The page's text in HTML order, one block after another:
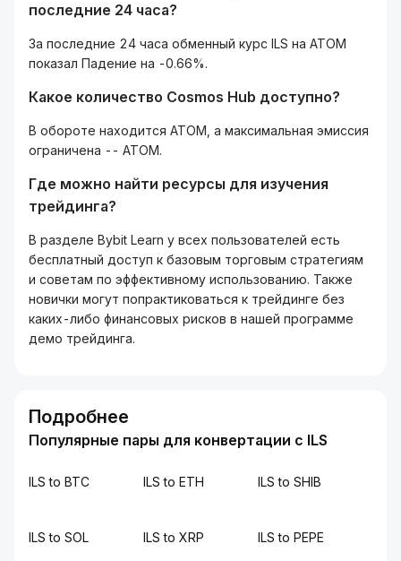
последние 24 часа?
За последние 24 часа обменный курс ILS на ATOM
показал Падение на -0.66%.
Какое количество Cosmos Hub доступно?
В обороте находится ATOM, а максимальная эмиссия
ограничена -- ATOM.
Где можно найти ресурсы для изучения
трейдинга?
В разделе Bybit Learn у всех пользователей есть
бесплатный доступ к базовым торговым стратегиям
и советам по эффективному использованию. Также
новички могут попрактиковаться к трейдинге без
каких-либо финансовых рисков в нашей программе
демо трейдинга.
Подробнее
Популярные пары для конвертации с ILS
ILS to BTC ILS to ETH ILS to SHIB
ILS to SOL ILS to XRP ILS to PEPE